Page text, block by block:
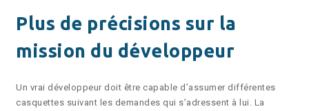
Plus de précisions sur la
mission du développeur
Un vrai développeur doit être capable d’assumer différentes
casquettes suivant les demandes qui s’adressent à lui. La